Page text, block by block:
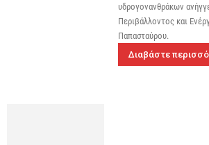
υδρογονανθράκων
Περιβάλλοντος και
Παπασταύρου.
Διαβάστε